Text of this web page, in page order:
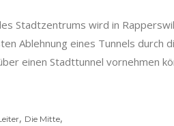
Stadtzentrums wird in
Ablehnung eines Tunnels durch
einen Stadttunnel vornehmen
, Die Mitte,